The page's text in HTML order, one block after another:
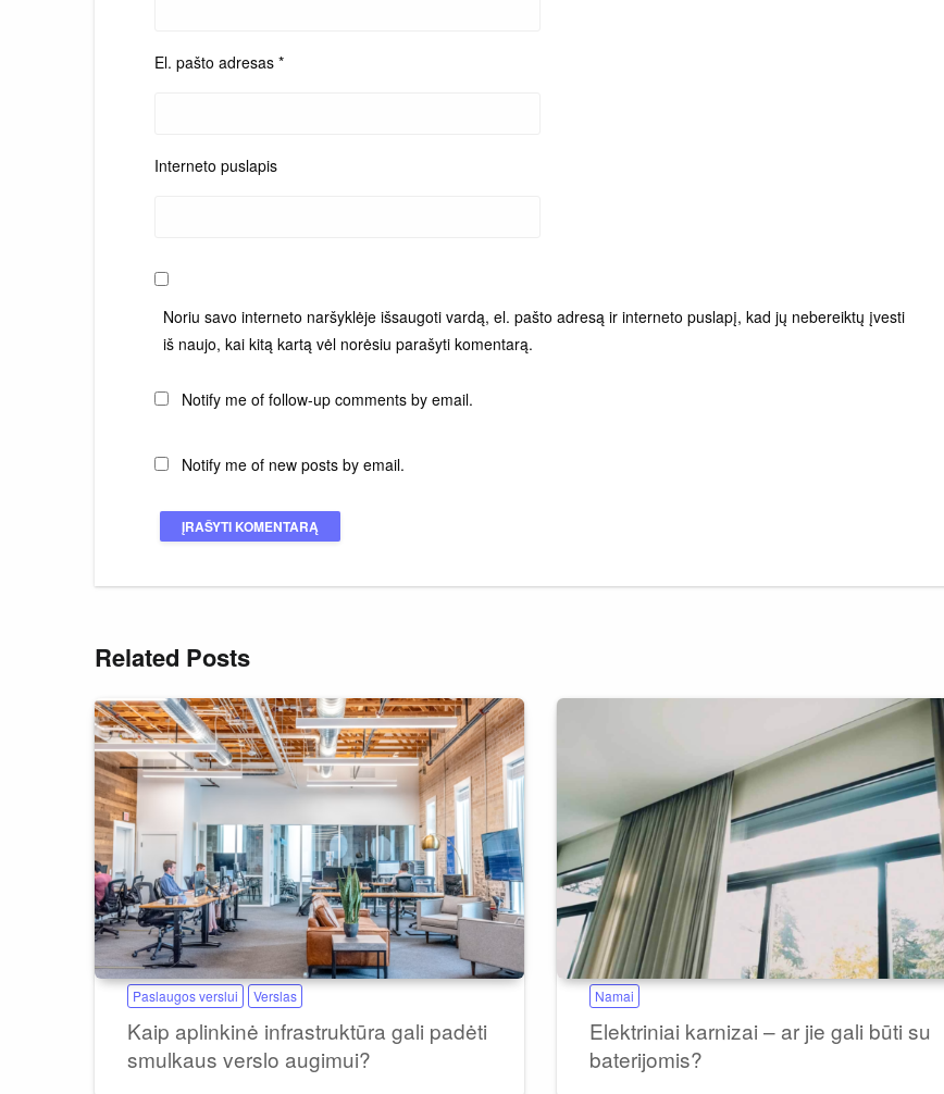
El. pašto adresas *
Interneto puslapis
Noriu savo interneto naršyklėje išsaugoti vardą, el. pašto adresą ir interneto puslapį, kad jų nebereiktų įvesti
iš naujo, kai kitą kartą vėl norėsiu parašyti komentarą.
Notify me of follow-up comments by email.
Notify me of new posts by email.
Related Posts
Paslaugos verslui Verslas
Kaip aplinkinė infrastruktūra gali padėti
smulkaus verslo augimui?
Namai
Elektriniai karnizai – ar jie gali būti su
baterijomis?